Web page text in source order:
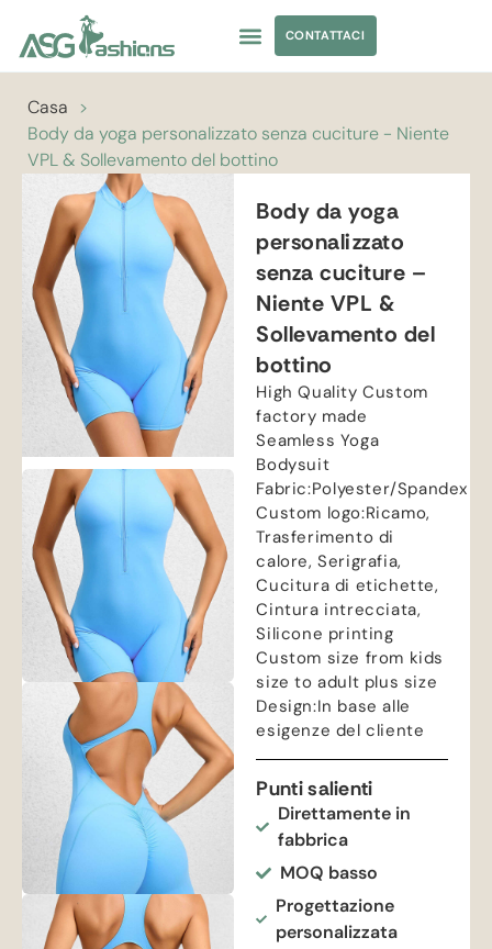
CONTATTACI
Casa >
Body da yoga personalizzato senza cuciture - Niente
VPL & Sollevamento del bottino
Body da yoga
personalizzato
senza cuciture –
Niente VPL &
Sollevamento del
bottino
High Quality Custom
factory made
Seamless Yoga
Bodysuit
Fabric:Polyester/Spandex
Custom logo:Ricamo,
Trasferimento di
calore, Serigrafia,
Cucitura di etichette,
Cintura intrecciata,
Silicone printing
Custom size from kids
size to adult plus size
Design:In base alle
esigenze del cliente
Punti salienti
Direttamente in
fabbrica
MOQ basso
Progettazione
personalizzata